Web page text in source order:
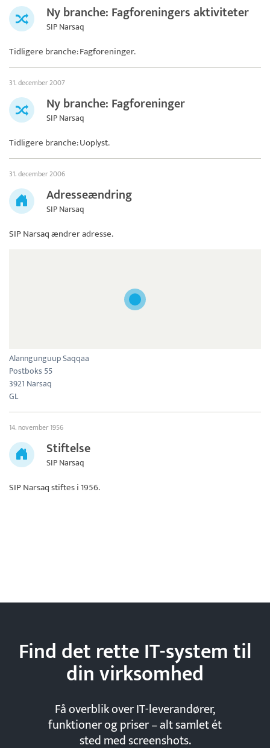
Ny branche: Fagforeningers aktiviteter
SIP Narsaq
Tidligere branche: Fagforeninger.
31. december 2007
Ny branche: Fagforeninger
SIP Narsaq
Tidligere branche: Uoplyst.
31. december 2006
Adresseændring
SIP Narsaq
SIP Narsaqændrer adresse.
Alanngunguup Saqqaa
Postboks 55
3921 Narsaq
GL
14. november 1956
Stiftelse
SIP Narsaq
SIP Narsaqstiftes i 1956.
Find det rette IT-system til
dinvirksomhed
Få overblik over IT-leverandører,
funktioner og priser – alt samlet ét
sted med screenshots.